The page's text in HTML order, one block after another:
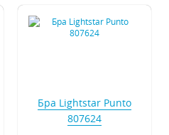
Бра Lightstar Punto
807624